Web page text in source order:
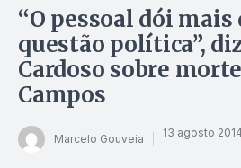
“O pessoal dói mais
questão política”,
Cardoso sobre
Campos
Marcelo Gouveia 13 agosto